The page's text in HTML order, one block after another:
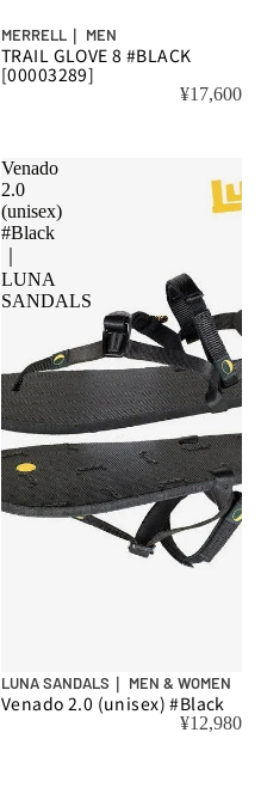
MERRELL｜ MEN
TRAIL GLOVE 8 #BLACK
[00003289]
¥17,600
Venado
2.0
(unisex)
#Black
LUNA
SANDALS
LUNA SANDALS｜ MEN & WOMEN
Venado 2.0 (unisex) #Black
¥12,980